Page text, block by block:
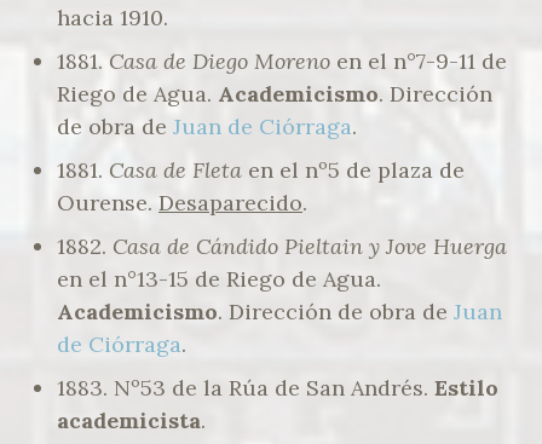
hacia 1910.
1881. Casa de Diego Moreno en el n°7-9-11 de
Riego de Agua. Academicismo. Dirección
de obra de Juan de Ciórraga.
1881. Casa de Fleta en el nº5 de plaza de
Ourense. Desaparecido.
1882. Casa de Cándido Pieltain y Jove Huerga
en el n°13-15 de Riego de Agua.
Academicismo. Dirección de obra de Juan
de Ciórraga.
1883. Nº53 de la Rúa de San Andrés. Estilo
academicista.